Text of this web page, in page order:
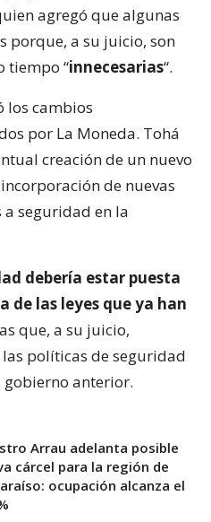
agregó que algunas
porque, a su juicio, son
tiempo “innecesarias“.
los cambios
por La Moneda. Tohá
creación de un nuevo
de nuevas
seguridad en la
debería estar puesta
de las leyes que ya han
que, a su juicio,
políticas de seguridad
anterior.
Arrau adelanta posible
cárcel para la región de
ocupación alcanza el